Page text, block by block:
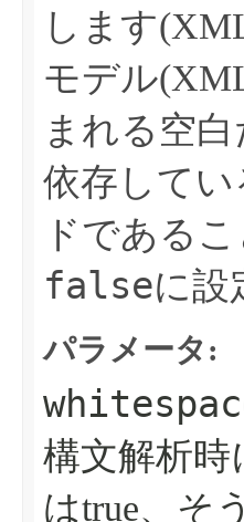
します
モデル
まれる空
依存して
ドである
falseに設
パラメータ:
構文解析
はtrue、そ